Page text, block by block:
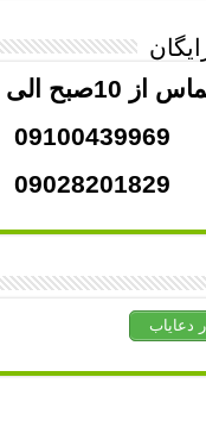
از 10صبح الی 21
09100439969
09028201829
دعایاب